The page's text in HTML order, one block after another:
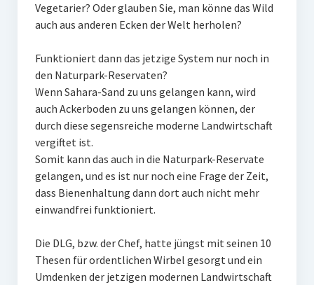
Vegetarier? Oder glauben Sie, man könne das Wild
auch aus anderen Ecken der Welt herholen?
Funktioniert dann das jetzige System nur noch in
den Naturpark-Reservaten?
Wenn Sahara-Sand zu uns gelangen kann, wird
auch Ackerboden zu uns gelangen können, der
durch diese segensreiche moderne Landwirtschaft
vergiftet ist.
Somit kann das auch in die Naturpark-Reservate
gelangen, und es ist nur noch eine Frage der Zeit,
dass Bienenhaltung dann dort auch nicht mehr
einwandfrei funktioniert.
Die DLG, bzw. der Chef, hatte jüngst mit seinen 10
Thesen für ordentlichen Wirbel gesorgt und ein
Umdenken der jetzigen modernen Landwirtschaft